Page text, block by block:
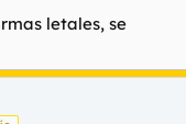
letales, se